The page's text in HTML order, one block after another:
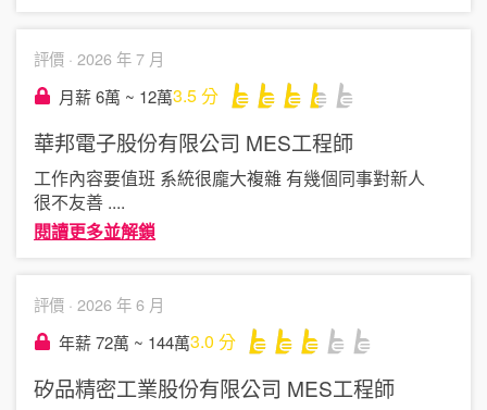
評價 · 2026 年 7 月
月薪 6萬 ~ 12萬3.5分
華邦電子股份有限公司 MES工程師
工作內容要值班 系統很龐大複雜 有幾個同事對新人
很不友善 ....
閱讀更多並解鎖
評價 · 2026 年 6 月
年薪 72萬 ~ 144萬3.0 分
矽品精密工業股份有限公司 MES工程師